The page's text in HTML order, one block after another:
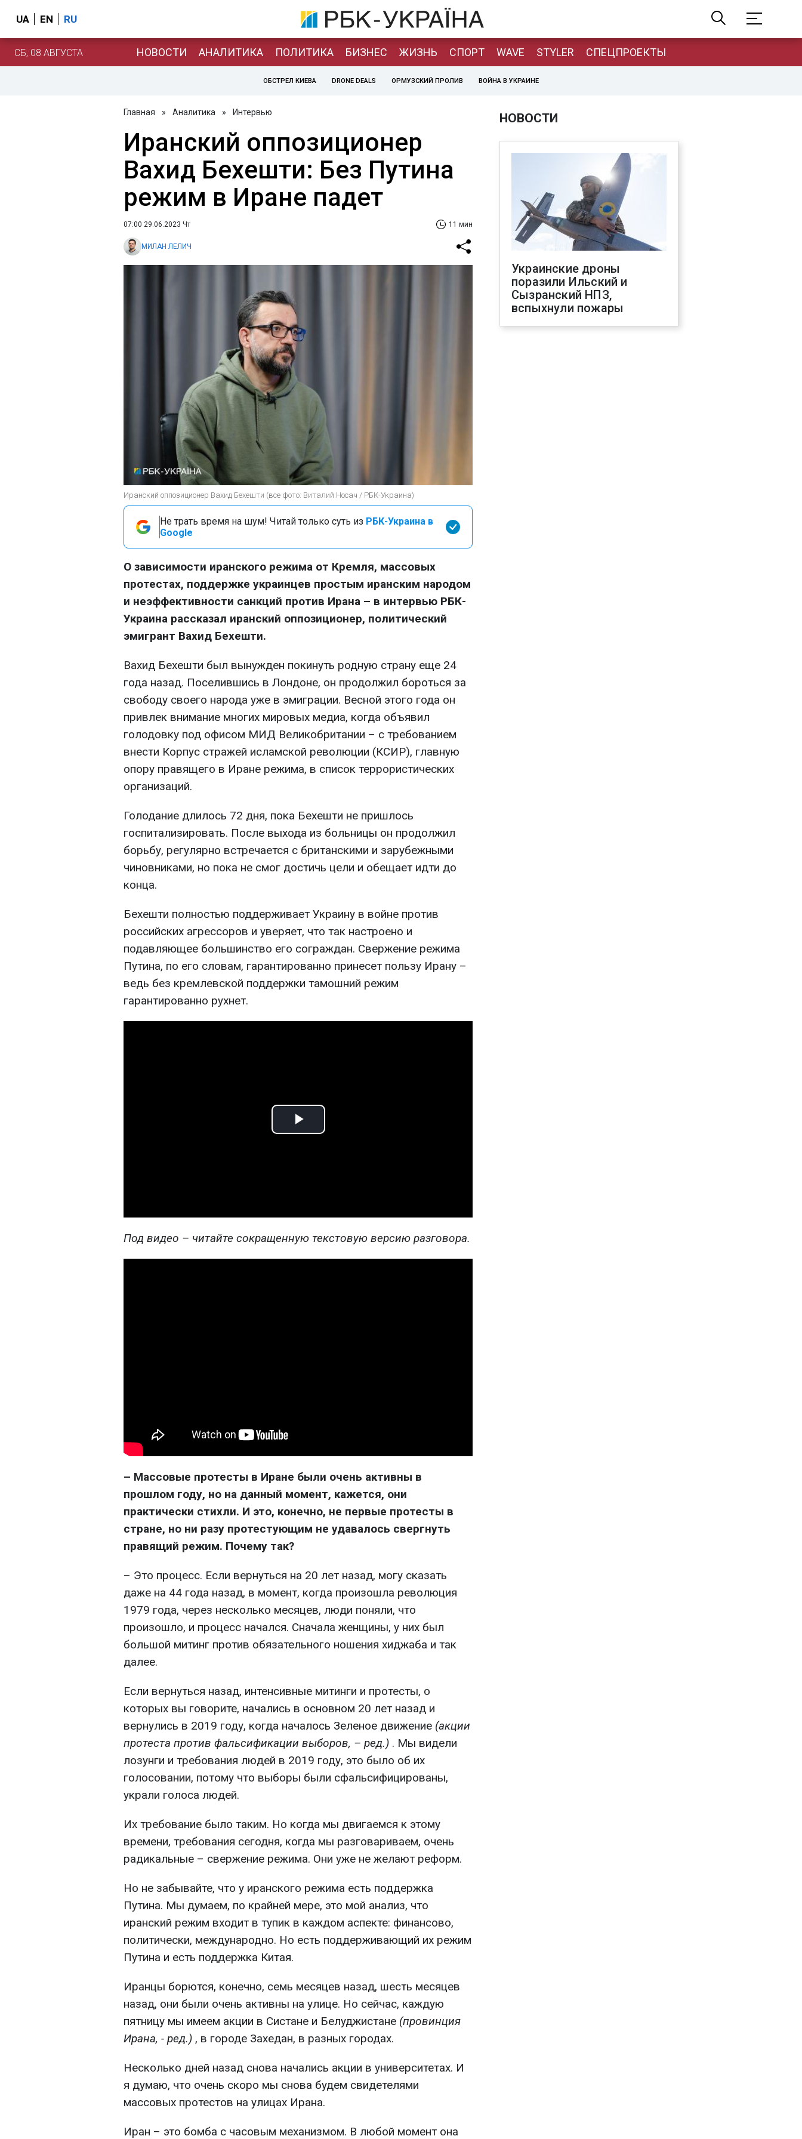
UA EN RU
СБ, 08 АВГУСТА НОВОСТИ АНАЛИТИКА ПОЛИТИКА БИЗНЕС ЖИЗНЬ СПОРТ WAVE STYLER СПЕЦПРОЕКТЫ
ОБСТРЕЛ КИЕВА DRONE DEALS ОРМУЗСКИЙ ПРОЛИВ ВОЙНА В УКРАИНЕ
Главная » Аналитика » Интервью
Иранский оппозиционер
Вахид Бехешти: Без Путина
режим в Иране падет
07:00 29.06.2023 Чт 11 мин
МИЛАН ЛЕЛИЧ
Иранский оппозиционер Вахид Бехешти (все фото: Виталий Носач / РБК-Украина)
Не трать время на шум! Читай только суть из РБК-Украина в
Google
О зависимости иранского режима от Кремля, массовых
протестах, поддержке украинцев простым иранским народом
и неэффективности санкций против Ирана – в интервью РБК-
Украина рассказал иранский оппозиционер, политический
эмигрант Вахид Бехешти.
Вахид Бехешти был вынужден покинуть родную страну еще 24
года назад. Поселившись в Лондоне, он продолжил бороться за
свободу своего народа уже в эмиграции. Весной этого года он
привлек внимание многих мировых медиа, когда объявил
голодовку под офисом МИД Великобритании – с требованием
внести Корпус стражей исламской революции (КСИР), главную
опору правящего в Иране режима, в список террористических
организаций.
Голодание длилось 72 дня, пока Бехешти не пришлось
госпитализировать. После выхода из больницы он продолжил
борьбу, регулярно встречается с британскими и зарубежными
чиновниками, но пока не смог достичь цели и обещает идти до
конца.
Бехешти полностью поддерживает Украину в войне против
российских агрессоров и уверяет, что так настроено и
подавляющее большинство его сограждан. Свержение режима
Путина, по его словам, гарантированно принесет пользу Ирану –
ведь без кремлевской поддержки тамошний режим
гарантированно рухнет.
Play
Под видео – читайте сокращенную текстовую версию разговора.
– Массовые протесты в Иране были очень активны в
прошлом году, но на данный момент, кажется, они
практически стихли. И это, конечно, не первые протесты в
стране, но ни разу протестующим не удавалось свергнуть
правящий режим. Почему так?
– Это процесс. Если вернуться на 20 лет назад, могу сказать
даже на 44 года назад, в момент, когда произошла революция
1979 года, через несколько месяцев, люди поняли, что
произошло, и процесс начался. Сначала женщины, у них был
большой митинг против обязательного ношения хиджаба и так
далее.
Если вернуться назад, интенсивные митинги и протесты, о
которых вы говорите, начались в основном 20 лет назад и
вернулись в 2019 году, когда началось Зеленое движение (акции
протеста против фальсификации выборов, – ред.) . Мы видели
лозунги и требования людей в 2019 году, это было об их
голосовании, потому что выборы были сфальсифицированы,
украли голоса людей.
Их требование было таким. Но когда мы двигаемся к этому
времени, требования сегодня, когда мы разговариваем, очень
радикальные – свержение режима. Они уже не желают реформ.
Но не забывайте, что у иранского режима есть поддержка
Путина. Мы думаем, по крайней мере, это мой анализ, что
иранский режим входит в тупик в каждом аспекте: финансово,
политически, международно. Но есть поддерживающий их режим
Путина и есть поддержка Китая.
Иранцы борются, конечно, семь месяцев назад, шесть месяцев
назад, они были очень активны на улице. Но сейчас, каждую
пятницу мы имеем акции в Систане и Белуджистане (провинция
Ирана, - ред.) , в городе Захедан, в разных городах.
Несколько дней назад снова начались акции в университетах. И
я думаю, что очень скоро мы снова будем свидетелями
массовых протестов на улицах Ирана.
Иран – это бомба с часовым механизмом. В любой момент она
НОВОСТИ
Украинские дроны
поразили Ильский и
Сызранский НПЗ,
вспыхнули пожары